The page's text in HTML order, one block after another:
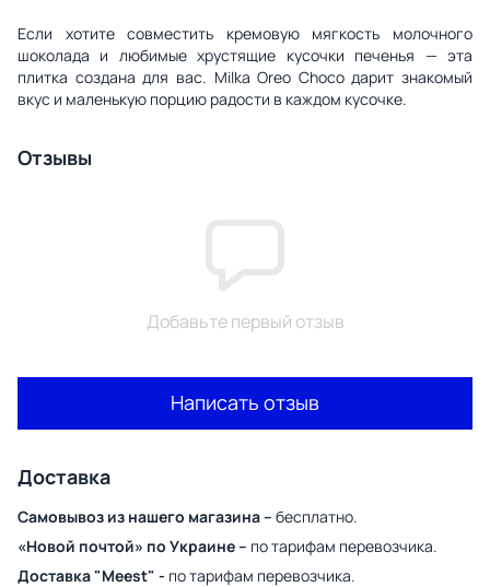
Если хотите совместить кремовую мягкость молочного
шоколада и любимые хрустящие кусочки печенья — эта
плитка создана для вас. Milka Oreo Choco дарит знакомый
вкус и маленькую порцию радости в каждом кусочке.
Отзывы
Добавьте первый отзыв
Написать отзыв
Доставка
Самовывоз из нашего магазина – бесплатно.
«Новой почтой» по Украине – по тарифам перевозчика.
Доставка "Meest" - по тарифам перевозчика.